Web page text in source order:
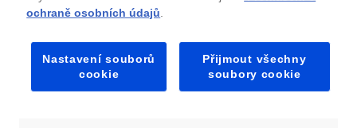
způsob, jak spravovat vaše tiskové potřeby za
ochraně osobních údajů.
Nastavení souborů
cookie
Přijmout všechny
soubory cookie